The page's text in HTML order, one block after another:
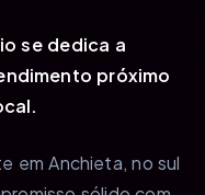
se dedica a
próximo
em Anchieta, no sul